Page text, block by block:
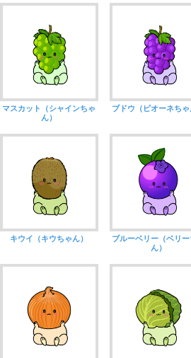
マスカット（シャインちゃ
ん）
ブドウ（ピオーネちゃ
キウイ（キウちゃん）
ブルーベリー（ベリー
ん）